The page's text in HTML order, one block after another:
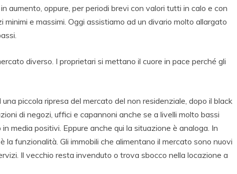
aumento, oppure, per periodi brevi con valori tutti in calo e con
e massimi. Oggi assistiamo ad un divario molto allargato
diverso. I proprietari si mettano il cuore in pace perché gli
piccola ripresa del mercato del non residenziale, dopo il black
di negozi, uffici e capannoni anche se a livelli molto bassi
media positivi. Eppure anche qui la situazione è analoga. In
la funzionalità. Gli immobili che alimentano il mercato sono nuovi
Il vecchio resta invenduto o trova sbocco nella locazione a